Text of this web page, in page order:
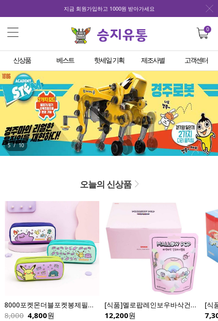
지금 회원가입하고 1000원 받아가세요
0
신상품 베스트 핫세일 기획 제조사별 고객센터
5 / 10
오늘의 신상품
[식품]더블콜사별사탕(50gX12개입)
7,300 원
4000멜로팝 둥둥오리 9p세트 -낱개
2,200원